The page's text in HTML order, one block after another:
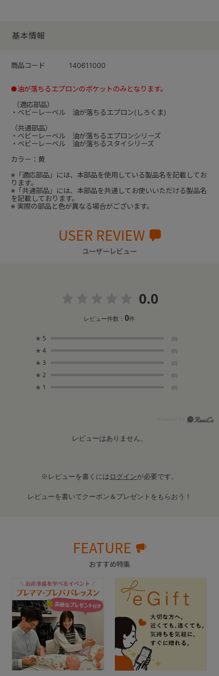
基本情報
商品コード 140611000
●油が落ちるエプロンのポケットのみとなります。
（適応部品）
・ベビーレーベル 油が落ちるエプロン(しろくま)
（共通部品）
・ベビーレーベル 油が落ちるエプロンシリーズ
・ベビーレーベル 油が落ちるスタイシリーズ
カラー：黄
※「適応部品」には、本部品を使用している製品名を記載してお
ります。
※「共通部品」には、本部品を共通してお使いいただける製品名
を記載しております。
※ 実際の部品と色が異なる場合がございます。
USER REVIEW
ユーザーレビュー
0.0
レビュー件数：0件
★ 5 (0)
★ 4 (0)
★ 3 (0)
★ 2 (0)
★ 1 (0)
レビューはありません。
※レビューを書くにはログインが必要です。
レビューを書いてクーポン＆プレゼントをもらおう！
FEATURE
おすすめ特集